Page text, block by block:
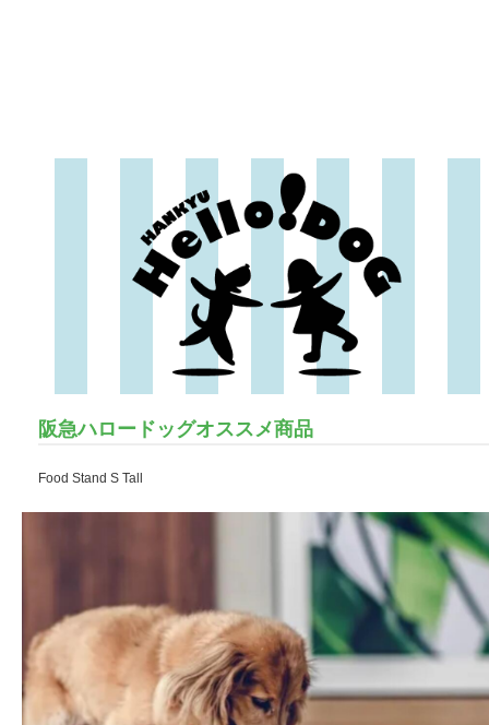
阪急ハロードッグオススメ商品
Food Stand S Tall